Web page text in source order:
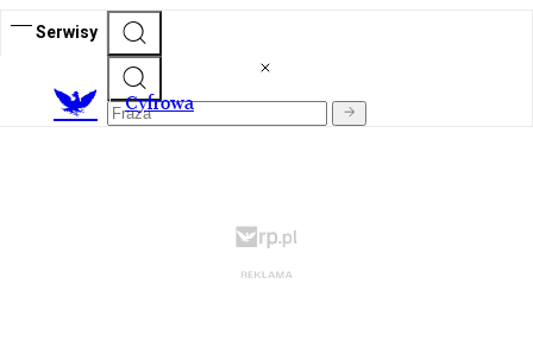
Serwisy
Cyfrowa